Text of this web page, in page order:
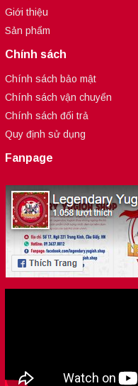
Giới thiệu
Sản phẩm
Chính sách
Chính sách bảo mật
Chính sách vận chuyển
Chính sách đổi trả
Quy định sử dụng
Fanpage